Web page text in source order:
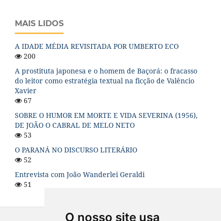
O nosso site usa
MAIS LIDOS
A IDADE MÉDIA REVISITADA POR UMBERTO ECO
200
A prostituta japonesa e o homem de Baçorá: o fracasso
do leitor como estratégia textual na ficção de Valêncio
Xavier
67
SOBRE O HUMOR EM MORTE E VIDA SEVERINA (1956),
DE JOÃO O CABRAL DE MELO NETO
53
O PARANÁ NO DISCURSO LITERÁRIO
52
Entrevista com João Wanderlei Geraldi
51